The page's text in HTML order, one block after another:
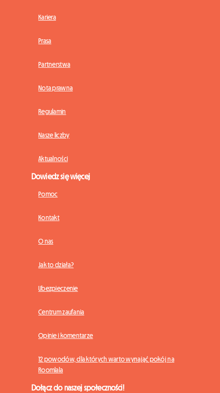
Kariera
Prasa
Partnerstwa
Nota prawna
Regulamin
Nasze liczby
Aktualności
Dowiedz się więcej
Pomoc
Kontakt
O nas
Jak to działa?
Ubezpieczenie
Centrum zaufania
Opinie i komentarze
12 powodów, dla których warto wynająć pokój na
Roomlala
Dołącz do naszej społeczności!